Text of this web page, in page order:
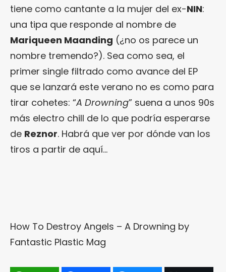
tiene como cantante a la mujer del ex-NIN:
una tipa que responde al nombre de
Mariqueen Maanding (¿no os parece un
nombre tremendo?). Sea como sea, el
primer single filtrado como avance del EP
que se lanzará este verano no es como para
tirar cohetes: “A Drowning” suena a unos 90s
más electro chill de lo que podría esperarse
de Reznor. Habrá que ver por dónde van los
tiros a partir de aquí…
How To Destroy Angels – A Drowning by
Fantastic Plastic Mag